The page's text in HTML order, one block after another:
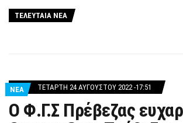
ΤΕΛΕΥΤΑΙΑ ΝΕΑ
ΝΕΑ ΤΕΤΆΡΤΗ 24 ΑΥΓΟΎΣΤΟΥ 2022 -17:51
Ο Φ.Γ.Σ Πρέβεζας